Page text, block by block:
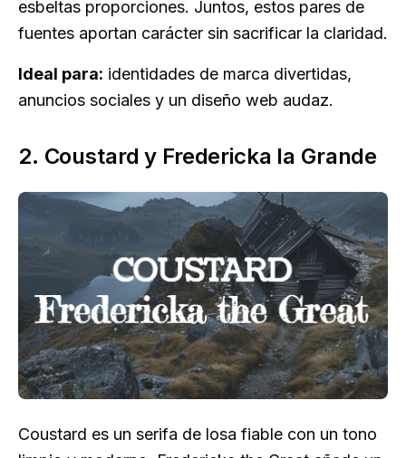
esbeltas proporciones. Juntos, estos pares de
fuentes aportan carácter sin sacrificar la claridad.
Ideal para: identidades de marca divertidas,
anuncios sociales y un diseño web audaz.
2. Coustard y Fredericka la Grande
Coustard es un serifa de losa fiable con un tono